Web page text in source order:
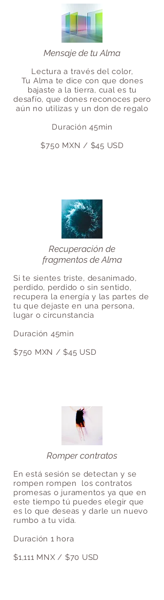
Mensaje de tu Alma
Lectura a través del color,
Tu Alma te dice con que dones
bajaste a la tierra, cual es tu
desafío, que dones reconoces pero
aún no utilizas y un don de regalo
Duración 45min
$750 MXN / $45 USD
Recuperación de
fragmentos de Alma
Si te sientes triste, desanimado,
perdido, perdido o sin sentido,
recupera la energía y las partes de
tu que dejaste en una persona,
lugar o circunstancia
Duración 45min
$750 MXN / $45 USD
Romper contratos
En está sesión se detectan y se
rompen rompen los contratos
promesas o juramentos ya que en
este tiempo tú puedes elegir que
es lo que deseas y darle un nuevo
rumbo a tu vida.
Duración 1 hora
$1,111 MNX / $70 USD